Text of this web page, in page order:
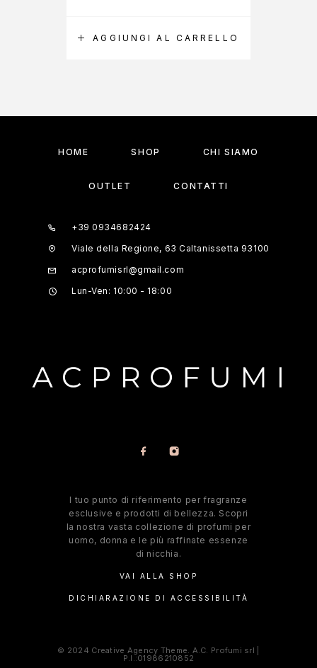
AGGIUNGI AL CARRELLO
HOME SHOP CHI SIAMO
OUTLET CONTATTI
+39 0934682424
Viale della Regione, 63 Caltanissetta 93100
acprofumisrl@gmail.com
Lun-Ven: 10:00 - 18:00
l tuo punto di riferimento per fragranze
esclusive e prodotti di bellezza. Scopri
la nostra vasta collezione di profumi per
uomo, donna e le più raffinate essenze
di nicchia.
VAI ALLA SHOP
DICHIARAZIONE DI ACCESSIBILITÀ
© 2024 Creative Agency Theme. A.C. Profumi srl |
P.I.:01986210852